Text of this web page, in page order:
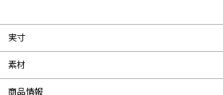
実寸
素材
商品情報